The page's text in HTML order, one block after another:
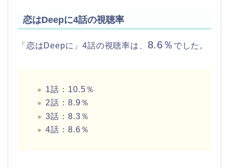
恋はDeepに4話の視聴率
「恋はDeepに」4話の視聴率は、 8.6％ でした。
1話：10.5％
2話：8.9％
3話：8.3％
4話：8.6％